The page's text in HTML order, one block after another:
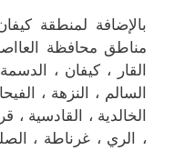
بالإضافة لمنطقة
مناطق محافظة
القار ، كيفان ،
السالم ، النزهة ،
الخالدية ، القادسية
، الري ، غرناطة ،